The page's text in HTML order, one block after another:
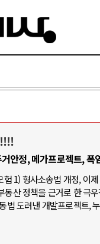
안정, 메가프로젝트, 폭
1) 형사소송법 개정, 이
산 정책을 근거로 한 극
법 도려낸 개발프로젝트,
의 추상화: 우크라이나,
우크라이나 드론 협력 직
크라이나, 덴마크, 에스토